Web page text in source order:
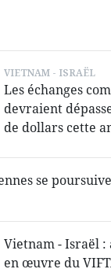
VIETNAM - ISRAËL
Les échanges
devraient
de dollars cette
se
Vietnam - Israël :
en œuvre du